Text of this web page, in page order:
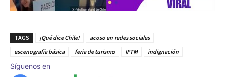
TAGS ¡Qué dice Chile!
acoso en redes sociales
escenografía básica
feria de turismo IFTM indignación
Síguenos en